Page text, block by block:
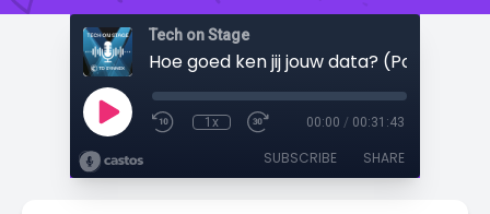
Tech on Stage
1x 00:00 / 00:31:43
SUBSCRIBE SHARE